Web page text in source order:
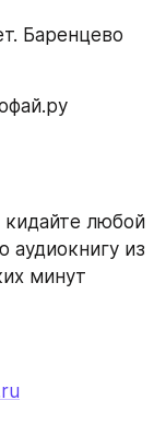
кидайте любой
аудиокнигу из
минут